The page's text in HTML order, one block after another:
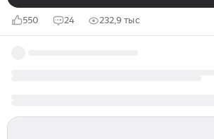
550 24 232,9 тыс